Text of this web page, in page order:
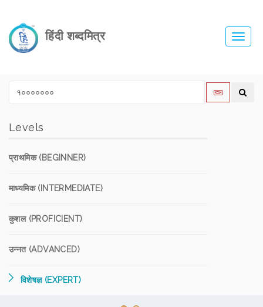
हिंदी शब्दमित्र
Levels
प्राथमिक (BEGINNER)
माध्यमिक (INTERMEDIATE)
कुशल (PROFICIENT)
उन्नत (ADVANCED)
विशेषज्ञ (EXPERT)